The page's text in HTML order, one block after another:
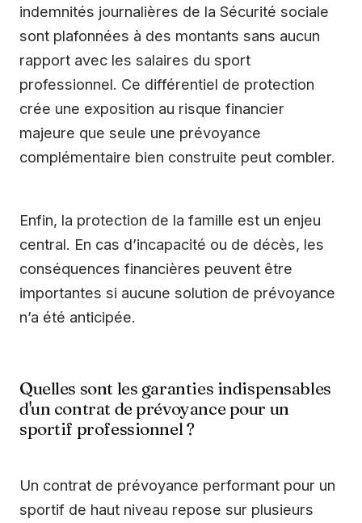
indemnités journalières de la Sécurité sociale
sont plafonnées à des montants sans aucun
rapport avec les salaires du sport
professionnel. Ce différentiel de protection
crée une exposition au risque financier
majeure que seule une prévoyance
complémentaire bien construite peut combler.
Enfin, la protection de la famille est un enjeu
central. En cas d’incapacité ou de décès, les
conséquences financières peuvent être
importantes si aucune solution de prévoyance
n’a été anticipée.
Quelles sont les garanties indispensables
d'un contrat de prévoyance pour un
sportif professionnel ?
Un contrat de prévoyance performant pour un
sportif de haut niveau repose sur plusieurs